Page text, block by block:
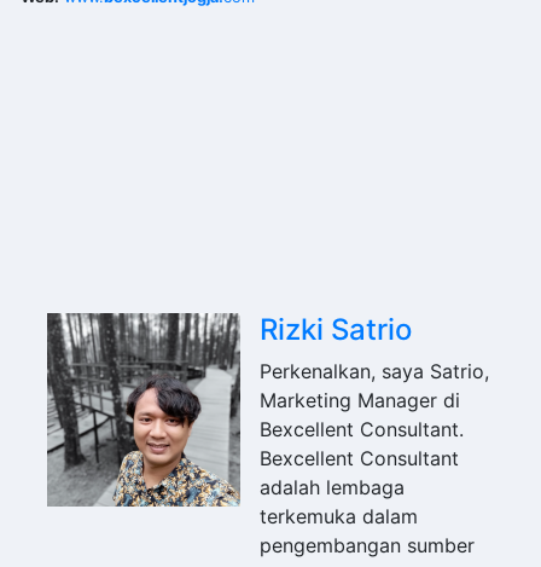
Rizki Satrio
Perkenalkan, saya Satrio,
Marketing Manager di
Bexcellent Consultant.
Bexcellent Consultant
adalah lembaga
terkemuka dalam
pengembangan sumber